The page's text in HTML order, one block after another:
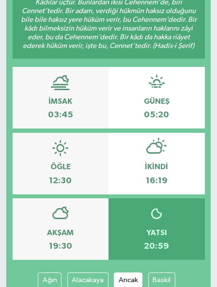
Kâdılar üçtür. Bunlardan ikisi Cehennem’de, biri
Cennet’tedir. Bir adam, verdiği hükmün haksız olduğunu
bile bile haksız yere hüküm verir, bu Cehennem’dedir. Bir
kâdı bilmeksizin hüküm verir ve insanların haklarını zâyi
eder, bu da Cehennem’dedir. Bir kâdı da hakka riâyet
ederek hüküm verir, işte bu, Cennet’tedir. (Hadis-i Şerif)
İMSAK
03:45
GÜNEŞ
05:20
ÖĞLE
12:30
İKINDI
16:19
AKŞAM
19:30
YATSI
20:59
Ağın Alacakaya Arıcak Baskil
Sağlık
Spor
Tarih - Kültür - Sanat - Turizm
Yaşam